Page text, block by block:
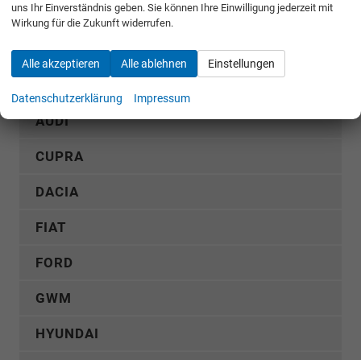
Fahrzeugnr.
Rückruf anfordern
AUDI
CUPRA
DACIA
FIAT
FORD
GWM
HYUNDAI
uns Ihr Einverständnis geben. Sie können Ihre Einwilligung jederzeit mit
Wirkung für die Zukunft widerrufen.
Alle akzeptieren Alle ablehnen Einstellungen
Datenschutzerklärung Impressum